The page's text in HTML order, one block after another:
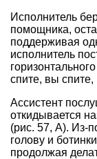
Исполнитель
помощника,
поддерживая
исполнитель
спите, вы
Ассистент
откидывается
(рис. 57, А). Из-
голову и
продолжая